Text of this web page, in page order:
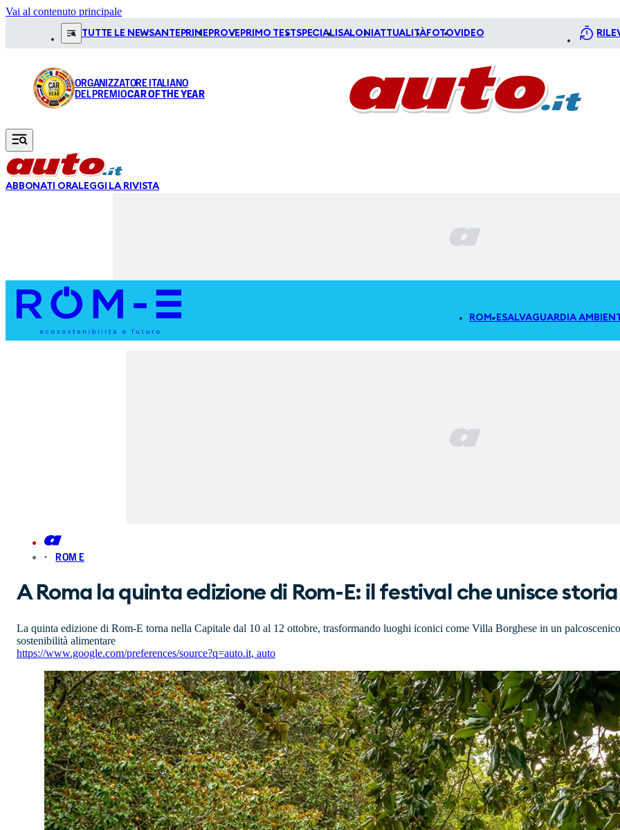
Vai al contenuto principale
TUTTE LE NEWSANTEPRIME PROVE PRIMO TESTSPECIALI SALONI ATTUALITÀFOTOVIDEO
ORGANIZZATORE ITALIANO
DEL PREMIOCAR OF THE YEAR
ABBONATI ORALEGGI LA RIVISTA
ROM-ESALVAGUARDIA
ROM E
A Roma la quinta edizione di Rom-E: il festival che unisce
La quinta edizione di Rom-E torna nella Capitale dal 10 al 12 ottobre, trasformando luoghi iconici come Villa Borghese in un
sostenibilità alimentare
https://www.google.com/preferences/source?q=auto.it, auto